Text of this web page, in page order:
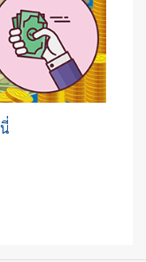
กตั้งคณะกรรมการฯ ชุด
าสัมพันธ์ฯ ฉบับที่ 2